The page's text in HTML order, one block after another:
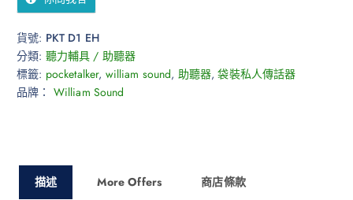
貨號: PKT D1 EH
分類: 聽力輔具 / 助聽器
標籤: pocketalker, william sound, 助聽器,袋裝私人傳話器
品牌： William Sound
描述 More Offers 商店條款